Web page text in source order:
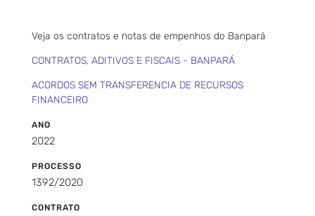
Veja os contratos e notas de empenhos do Banpará
CONTRATOS, ADITIVOS E FISCAIS - BANPARÁ
ACORDOS SEM TRANSFERENCIA DE RECURSOS
FINANCEIRO
ANO
2022
PROCESSO
1392/2020
CONTRATO